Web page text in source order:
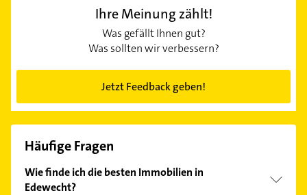
Ihre Meinung zählt!
Was gefällt Ihnen gut?
Was sollten wir verbessern?
Jetzt Feedback geben!
Häufige Fragen
Wie finde ich die besten Immobilien in
Edewecht?